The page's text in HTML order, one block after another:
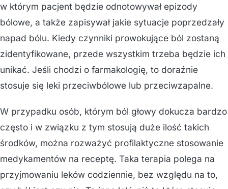
w którym pacjent będzie odnotowywał epizody
bólowe, a także zapisywał jakie sytuacje poprzedzały
napad bólu. Kiedy czynniki prowokujące ból zostaną
zidentyfikowane, przede wszystkim trzeba będzie ich
unikać. Jeśli chodzi o farmakologię, to doraźnie
stosuje się leki przeciwbólowe lub przeciwzapalne.
W przypadku osób, którym ból głowy dokucza bardzo
często i w związku z tym stosują duże ilość takich
środków, można rozważyć profilaktyczne stosowanie
medykamentów na receptę. Taka terapia polega na
przyjmowaniu leków codziennie, bez względu na to,